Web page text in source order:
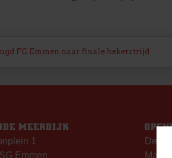
FC Emmen naar finale bekerstrijd
MEERDIJK
1
Emmen
De